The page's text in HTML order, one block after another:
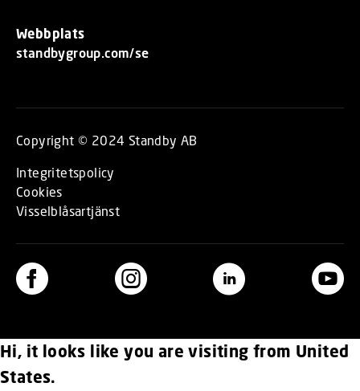
Webbplats
standbygroup.com/se
Copyright © 2024 Standby AB
Integritetspolicy
Cookies
Visselblåsartjänst
Hi, it looks like you are visiting from United
States.